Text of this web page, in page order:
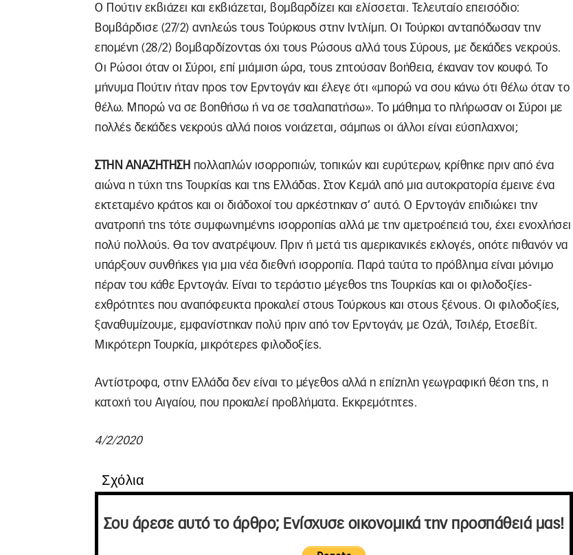
Ο Πούτιν εκβιάζει και εκβιάζεται, βομβαρδίζει και ελίσσεται. Τελευταίο επεισόδιο:
Βομβάρδισε (27/2) ανηλεώς τους Τούρκους στην Ιντλίμπ. Οι Τούρκοι ανταπόδωσαν την
επομένη (28/2) βομβαρδίζοντας όχι τους Ρώσους αλλά τους Σύρους, με δεκάδες νεκρούς.
Οι Ρώσοι όταν οι Σύροι, επί μιάμιση ώρα, τους ζητούσαν βοήθεια, έκαναν τον κουφό. Το
μήνυμα Πούτιν ήταν προς τον Ερντογάν και έλεγε ότι «μπορώ να σου κάνω ότι θέλω όταν το
θέλω. Μπορώ να σε βοηθήσω ή να σε τσαλαπατήσω». Το μάθημα το πλήρωσαν οι Σύροι με
πολλές δεκάδες νεκρούς αλλά ποιος νοιάζεται, σάμπως οι άλλοι είναι εύσπλαχνοι;
ΣΤΗΝ ΑΝΑΖΗΤΗΣΗ πολλαπλών ισορροπιών, τοπικών και ευρύτερων, κρίθηκε πριν από ένα
αιώνα η τύχη της Τουρκίας και της Ελλάδας. Στον Κεμάλ από μια αυτοκρατορία έμεινε ένα
εκτεταμένο κράτος και οι διάδοχοί του αρκέστηκαν σ’ αυτό. Ο Ερντογάν επιδιώκει την
ανατροπή της τότε συμφωνημένης ισορροπίας αλλά με την αμετροέπειά του, έχει ενοχλήσει
πολύ πολλούς. Θα τον ανατρέψουν. Πριν ή μετά τις αμερικανικές εκλογές, οπότε πιθανόν να
υπάρξουν συνθήκες για μια νέα διεθνή ισορροπία. Παρά ταύτα το πρόβλημα είναι μόνιμο
πέραν του κάθε Ερντογάν. Είναι το τεράστιο μέγεθος της Τουρκίας και οι φιλοδοξίες-
εχθρότητες που αναπόφευκτα προκαλεί στους Τούρκους και στους ξένους. Οι φιλοδοξίες,
ξαναθυμίζουμε, εμφανίστηκαν πολύ πριν από τον Ερντογάν, με Οζάλ, Τσιλέρ, Ετσεβίτ.
Μικρότερη Τουρκία, μικρότερες φιλοδοξίες.
Αντίστροφα, στην Ελλάδα δεν είναι το μέγεθος αλλά η επίζηλη γεωγραφική θέση της, η
κατοχή του Αιγαίου, που προκαλεί προβλήματα. Εκκρεμότητες.
4/2/2020
Σχόλια
Σου άρεσε αυτό το άρθρο; Ενίσχυσε οικονομικά την προσπάθειά μας!